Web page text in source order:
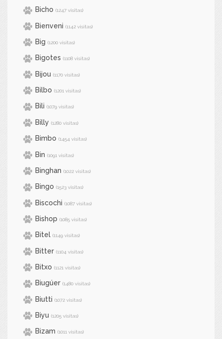
Bicho (1247 visitas)
Bienveni (1142 visitas)
Big (1200 visitas)
Bigotes (1108 visitas)
Bijou (1170 visitas)
Bilbo (1201 visitas)
Bili (1079 visitas)
Billy (1280 visitas)
Bimbo (1454 visitas)
Bin (1091 visitas)
Binghan (1022 visitas)
Bingo (1523 visitas)
Biscochi (1087 visitas)
Bishop (1085 visitas)
Bitel (1149 visitas)
Bitter (1104 visitas)
Bitxo (1121 visitas)
Biugúer (1480 visitas)
Biutti (1072 visitas)
Biyu (1205 visitas)
Bizam (1011 visitas)